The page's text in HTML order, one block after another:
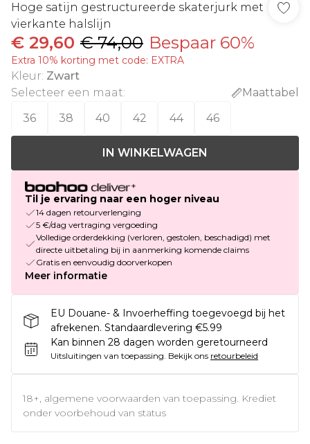
Hoge satijn gestructureerde skaterjurk met
vierkante halslijn
€ 29,60 € 74,00 Bespaar 60%
Extra 10% korting met code: EXTRA
Kleur: Zwart
Selecteer een maat:
Maattabel
36
38 40 42 44 46
IN WINKELWAGEN
Til je ervaring naar een hoger niveau
14 dagen retourverlenging
5 €/dag vertraging vergoeding
Volledige orderdekking (verloren, gestolen, beschadigd) met
directe uitbetaling bij in aanmerking komende claims
Gratis en eenvoudig doorverkopen
Meer informatie
EU Douane- & Invoerheffing toegevoegd bij het
afrekenen. Standaardlevering €5.99
Kan binnen 28 dagen worden geretourneerd
Uitsluitingen van toepassing. Bekijk ons retourbeleid
18+, algemene voorwaarden van toepassing. Krediet
onder voorbehoud van status